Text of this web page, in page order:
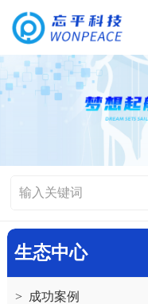
生态中心
> 成功案例